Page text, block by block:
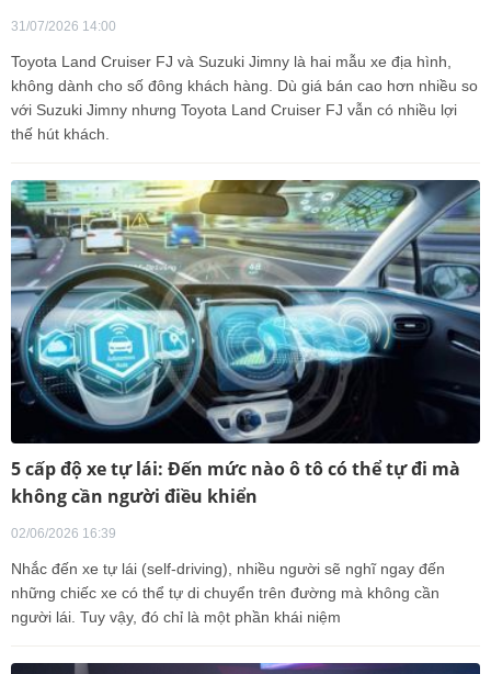
31/07/2026 14:00
Toyota Land Cruiser FJ và Suzuki Jimny là hai mẫu xe địa hình,
không dành cho số đông khách hàng. Dù giá bán cao hơn nhiều so
với Suzuki Jimny nhưng Toyota Land Cruiser FJ vẫn có nhiều lợi
thế hút khách.
5 cấp độ xe tự lái: Đến mức nào ô tô có thể tự đi mà
không cần người điều khiển
02/06/2026 16:39
Nhắc đến xe tự lái (self-driving), nhiều người sẽ nghĩ ngay đến
những chiếc xe có thể tự di chuyển trên đường mà không cần
người lái. Tuy vậy, đó chỉ là một phần khái niệm